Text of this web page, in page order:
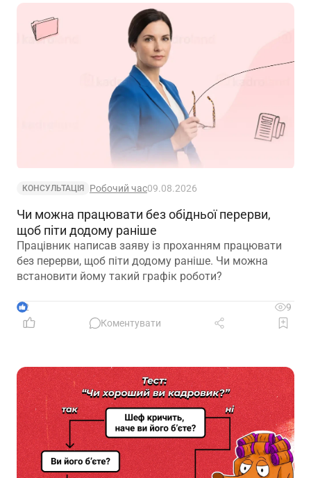
КОНСУЛЬТАЦІЯ Робочий час09.08.2026
Чи можна працювати без обідньої перерви,
щоб піти додому раніше
Працівник написав заяву із проханням працювати
без перерви, щоб піти додому раніше. Чи можна
встановити йому такий графік роботи?
2
9
Коментувати